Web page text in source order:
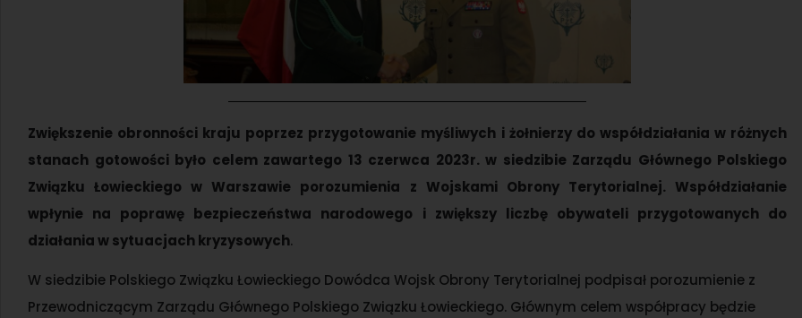
Zwiększenie obronności kraju poprzez przygotowanie myśliwych i żołnierzy do współdziałania w różnych
stanach gotowości było celem zawartego 13 czerwca 2023r. w siedzibie Zarządu Głównego Polskiego
Związku Łowieckiego w Warszawie porozumienia z Wojskami Obrony Terytorialnej. Współdziałanie
wpłynie na poprawę bezpieczeństwa narodowego i zwiększy liczbę obywateli przygotowanych do
działania w sytuacjach kryzysowych.
W siedzibie Polskiego Związku Łowieckiego Dowódca Wojsk Obrony Terytorialnej podpisał porozumienie z
Przewodniczącym Zarządu Głównego Polskiego Związku Łowieckiego. Głównym celem współpracy będzie